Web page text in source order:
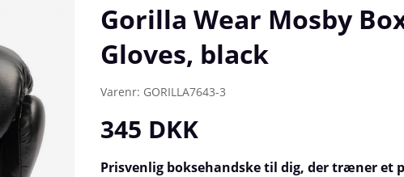
Gorilla Wear Mosby
Gloves, black
Varenr: GORILLA7643-3
345 DKK
Prisvenlig boksehandske til dig, der træner et